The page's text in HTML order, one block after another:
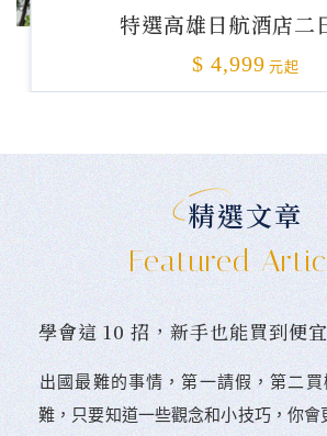
特選高雄日航酒店二
$ 4,999 元起
精選文章
Featured
學會這 10 招，新手也能買到便
出國最難的事情，第一請假，第二
難，只要知道一些觀念和小技巧，你會